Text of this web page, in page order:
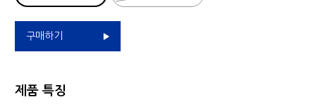
구매하기
제품 특징